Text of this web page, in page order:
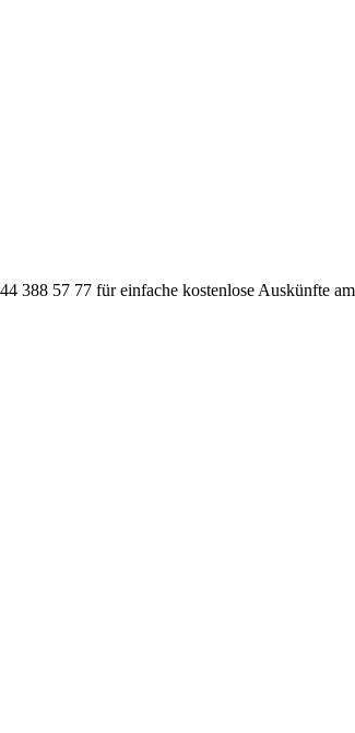
388 57 77 für einfache kostenlose Auskünfte